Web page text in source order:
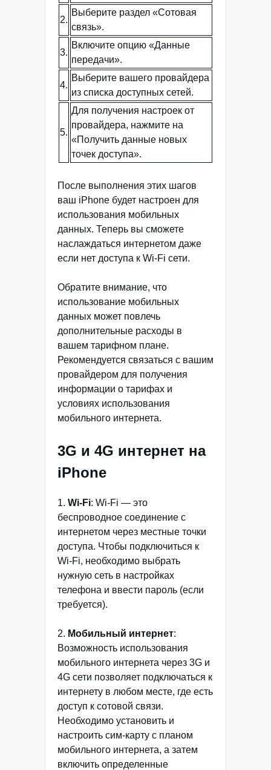
2.
Выберите раздел «Сотовая
связь».
3.
Включите опцию «Данные
передачи».
4.
Выберите вашего провайдера
из списка доступных сетей.
5.
Для получения настроек от
провайдера, нажмите на
«Получить данные новых
точек доступа».
После выполнения этих шагов
ваш iPhone будет настроен для
использования мобильных
данных. Теперь вы сможете
наслаждаться интернетом даже
если нет доступа к Wi-Fi сети.
Обратите внимание, что
использование мобильных
данных может повлечь
дополнительные расходы в
вашем тарифном плане.
Рекомендуется связаться с вашим
провайдером для получения
информации о тарифах и
условиях использования
мобильного интернета.
3G и 4G интернет на
iPhone
1. Wi-Fi: Wi-Fi — это
беспроводное соединение с
интернетом через местные точки
доступа. Чтобы подключиться к
Wi-Fi, необходимо выбрать
нужную сеть в настройках
телефона и ввести пароль (если
требуется).
2. Мобильный интернет:
Возможность использования
мобильного интернета через 3G и
4G сети позволяет подключаться к
интернету в любом месте, где есть
доступ к сотовой связи.
Необходимо установить и
настроить сим-карту с планом
мобильного интернета, а затем
включить определенные